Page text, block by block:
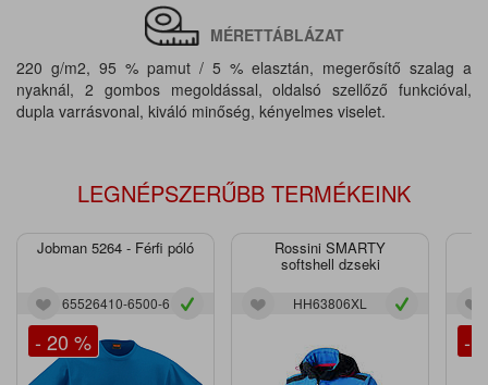
MÉRETTÁBLÁZAT
220 g/m2, 95 % pamut / 5 % elasztán, megerősítő szalag a
nyaknál, 2 gombos megoldással, oldalsó szellőző funkcióval,
dupla varrásvonal, kiváló minőség, kényelmes viselet.
LEGNÉPSZERŰBB TERMÉKEINK
Jobman 5264 - Férfi póló
65526410-6500-6
- 20 %
Rossini SMARTY
softshell dzseki
HH63806XL
-